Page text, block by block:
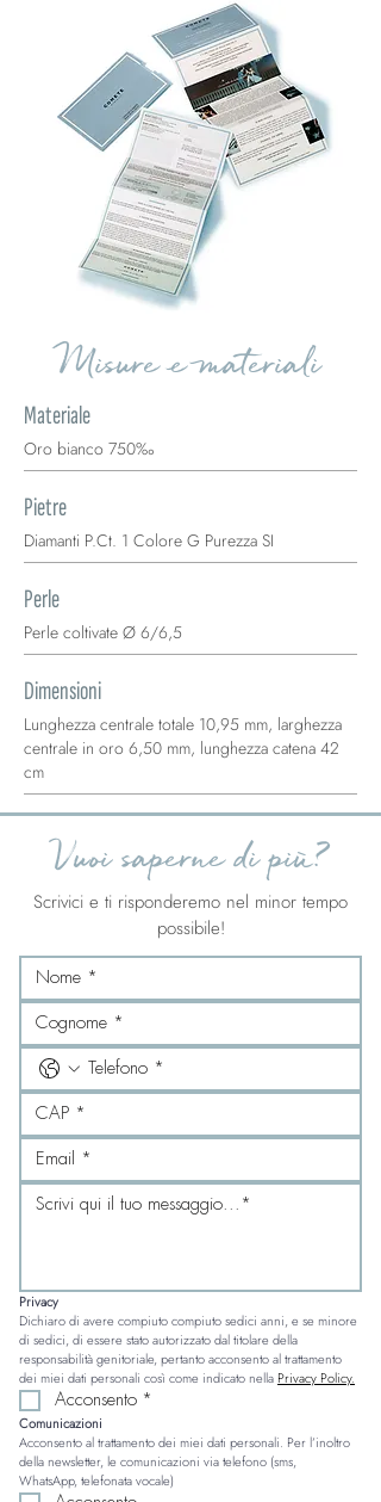
Misure e materiali
Materiale
Oro bianco 750‰
Pietre
Diamanti P.Ct. 1 Colore G Purezza SI
Perle
Perle coltivate Ø 6/6,5
Dimensioni
Lunghezza centrale totale 10,95 mm, larghezza
centrale in oro 6,50 mm, lunghezza catena 42
cm
Vuoi saperne di più?
Scrivici e ti risponderemo nel minor tempo
possibile!
Privacy
Dichiaro di avere compiuto compiuto sedici anni, e se minore
di sedici, di essere stato autorizzato dal titolare della
responsabilità genitoriale, pertanto acconsento al trattamento
dei miei dati personali così come indicato nella Privacy Policy.
Acconsento *
Comunicazioni
Acconsento al trattamento dei miei dati personali. Per l’inoltro
della newsletter, le comunicazioni via telefono (sms,
WhatsApp, telefonata vocale)